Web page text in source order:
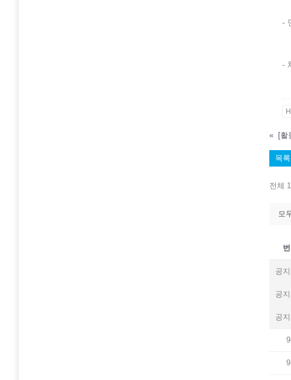
-
-
«
목
전체
모
공
공
공